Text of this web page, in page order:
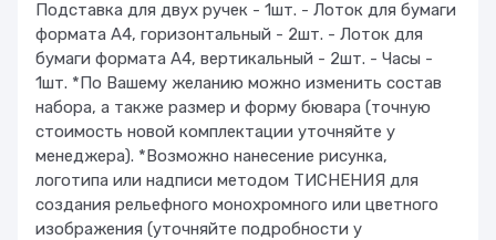
Подставка для двух ручек - 1шт. - Лоток для бумаги
формата А4, горизонтальный - 2шт. - Лоток для
бумаги формата А4, вертикальный - 2шт. - Часы -
1шт. *По Вашему желанию можно изменить состав
набора, а также размер и форму бювара (точную
стоимость новой комплектации уточняйте у
менеджера). *Возможно нанесение рисунка,
логотипа или надписи методом ТИСНЕНИЯ для
создания рельефного монохромного или цветного
изображения (уточняйте подробности у